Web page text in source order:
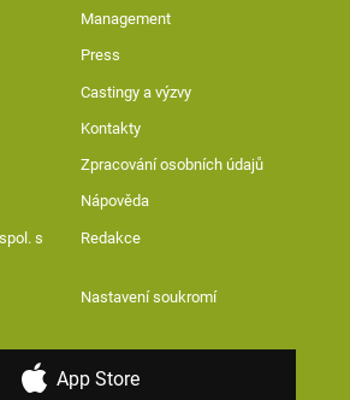
Management
Press
Castingy a výzvy
Kontakty
Zpracování osobních údajů
Nápověda
s
Redakce
Nastavení soukromí
App Store